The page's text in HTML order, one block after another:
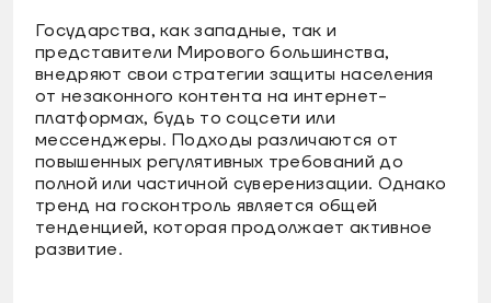
Государства, как западные, так и
представители Мирового большинства,
внедряют свои стратегии защиты населения
от незаконного контента на интернет-
платформах, будь то соцсети или
мессенджеры. Подходы различаются от
повышенных регулятивных требований до
полной или частичной суверенизации. Однако
тренд на госконтроль является общей
тенденцией, которая продолжает активное
развитие.